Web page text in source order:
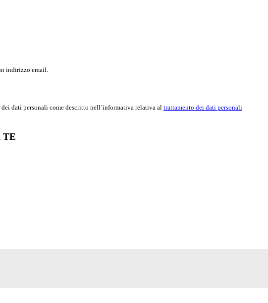
indirizzo email.
dati personali come descritto nell´informativa relativa al trattamento dei dati personali
TE